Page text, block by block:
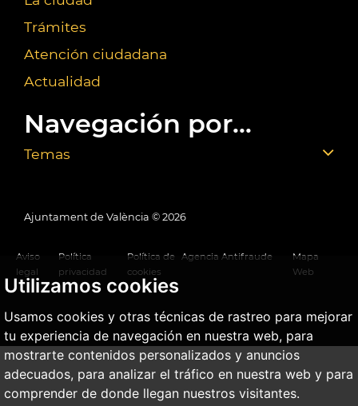
Utilizamos cookies
Usamos cookies y otras técnicas de rastreo para mejorar
tu experiencia de navegación en nuestra web, para
mostrarte contenidos personalizados y anuncios
adecuados, para analizar el tráfico en nuestra web y para
comprender de donde llegan nuestros visitantes.
Trámites
Atención ciudadana
Actualidad
Navegación por...
Temas
Ajuntament de València © 2026
Aviso
legal
Política
privacidad
Política de
cookies
Agencia Antifraude
Mapa
Web